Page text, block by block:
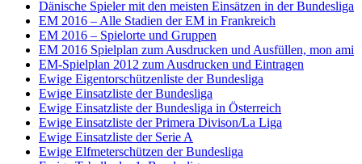
Dänische Spieler mit den meisten Einsätzen in der Bundesliga
EM 2016 – Alle Stadien der EM in Frankreich
EM 2016 – Spielorte und Gruppen
EM 2016 Spielplan zum Ausdrucken und Ausfüllen, mon ami
EM-Spielplan 2012 zum Ausdrucken und Eintragen
Ewige Eigentorschützenliste der Bundesliga
Ewige Einsatzliste der Bundesliga
Ewige Einsatzliste der Bundesliga in Österreich
Ewige Einsatzliste der Primera Divison/La Liga
Ewige Einsatzliste der Serie A
Ewige Elfmeterschützen der Bundesliga